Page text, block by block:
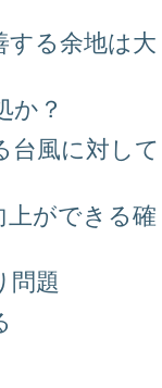
する余地は大
か？
台風に対して
上ができる確
問題